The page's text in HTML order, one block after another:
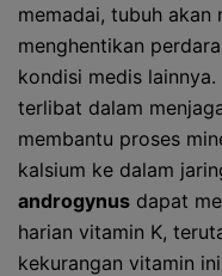
memadai, tubuh akan
menghentikan
kondisi medis
terlibat dalam
membantu proses
kalsium ke dalam
androgynus dapat
harian vitamin K,
kekurangan vitamin